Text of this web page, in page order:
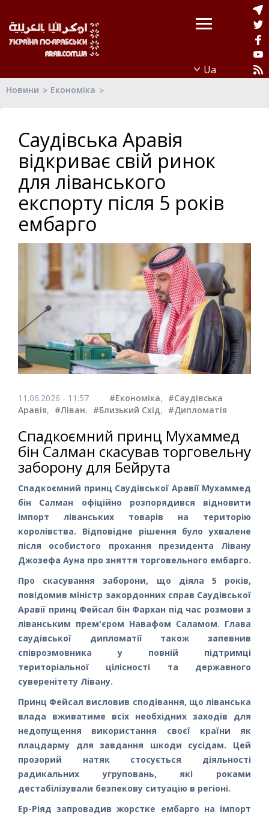
Новини Економіка
Саудівська Аравія
відкриває свій ринок
для ліванського
експорту після 5 років
ембарго
11.06.2026 - 11:57 #Економіка, #Саудівська
Аравія, #Ліван, #Близький Схід, #Дипломатія
Спадкоємний принц Мухаммед
бін Салман скасував торговельну
заборону для Бейрута
Спадкоємний принц Саудівської Аравії Мухаммед
бін Салман офіційно розпорядився відновити
імпорт ліванських товарів на територію
королівства. Відповідне рішення було ухвалене
після особистого прохання президента Лівану
Джозефа Ауна про зняття торговельного ембарго.
Про скасування заборони, що діяла 5 років,
повідомив міністр закордонних справ Саудівської
Аравії принц Фейсал бін Фархан під час розмови з
ліванським прем'єром Навафом Саламом. Глава
саудівської дипломатії також запевнив
співрозмовника у повній підтримці
територіальної цілісності та державного
суверенітету Лівану.
Принц Фейсал висловив сподівання, що ліванська
влада вживатиме всіх необхідних заходів для
недопущення використання своєї країни як
плацдарму для завдання шкоди сусідам. Цей
прозорий натяк стосується діяльності
радикальних угруповань, які роками
дестабілізували безпекову ситуацію в регіоні.
Ер-Ріяд запровадив жорстке ембарго на імпорт